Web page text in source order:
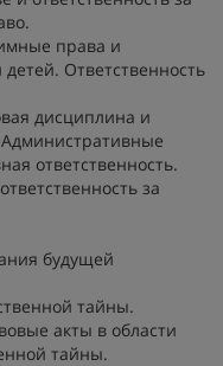
права и
Ответственность
дисциплина и
ответственность.
за
будущей
тайны.
акты в области
тайны.